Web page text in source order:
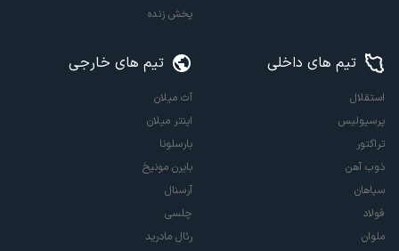
پخش زنده
تیم های داخلی
استقلال
پرسپولیس
تراکتور
ذوب آهن
سپاهان
فولاد
ملوان
تیم های خارجی
آث میلان
اینتر میلان
بارسلونا
بایرن مونیخ
آرسنال
چلسی
رئال مادرید